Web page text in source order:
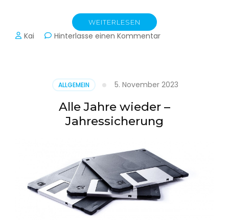
WEITERLESEN
Kai Hinterlasse einen Kommentarzu
ALLGEMEIN 5. November 2023
Alle Jahre wieder –
Jahressicherung